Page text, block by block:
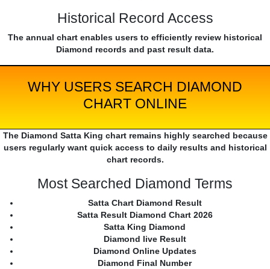
Historical Record Access
The annual chart enables users to efficiently review historical
Diamond records and past result data.
WHY USERS SEARCH DIAMOND
CHART ONLINE
The Diamond Satta King chart remains highly searched because
users regularly want quick access to daily results and historical
chart records.
Most Searched Diamond Terms
Satta Chart Diamond Result
Satta Result Diamond Chart 2026
Satta King Diamond
Diamond live Result
Diamond Online Updates
Diamond Final Number